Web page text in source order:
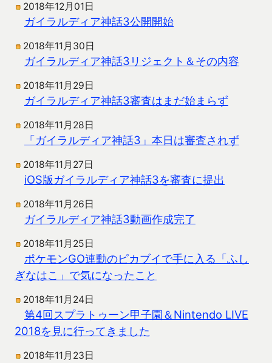
2018年12月01日
ガイラルディア神話3公開開始
2018年11月30日
ガイラルディア神話3リジェクト＆その内容
2018年11月29日
ガイラルディア神話3審査はまだ始まらず
2018年11月28日
「ガイラルディア神話3」本日は審査されず
2018年11月27日
iOS版ガイラルディア神話3を審査に提出
2018年11月26日
ガイラルディア神話3動画作成完了
2018年11月25日
ポケモンGO連動のピカブイで手に入る「ふし
ぎなはこ」で気になったこと
2018年11月24日
第4回スプラトゥーン甲子園＆Nintendo LIVE
2018を見に行ってきました
2018年11月23日